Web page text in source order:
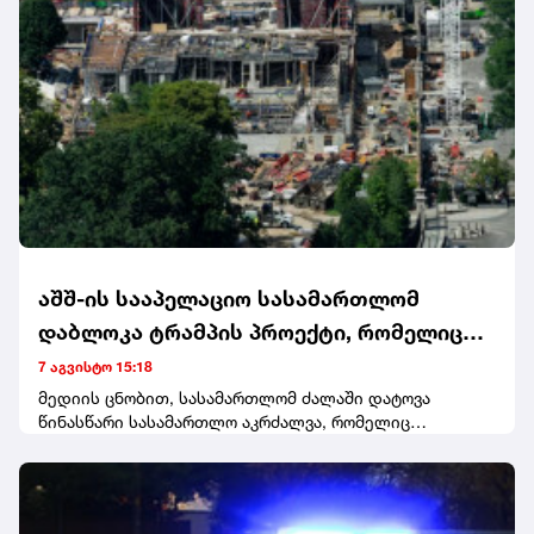
აშშ-ის სააპელაციო სასამართლომ
დაბლოკა ტრამპის პროექტი, რომელიც
თეთრი სახლის ერთ-ერთ ფლიგელში 400
მილიონის ღირებულების საბანკეტო
დარბაზის აშენებას ითვალისწინებდა
7 აგვისტო 15:18
მედიის ცნობით, სასამართლომ ძალაში დატოვა
წინასწარი სასამართლო აკრძალვა, რომელიც
ფონდმა მოიპოვა. აღნიშნულმა ორგანიზაციამ, სარჩელი
გასულ წელს, მას შემდეგ შეიტანა, რაც ადმინისტრაციამ
აღმოსავლეთის ფლიგელი დაანგრია და კონგრესის